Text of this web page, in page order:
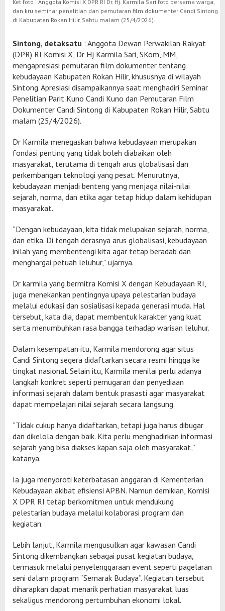
Ket foto : Anggota Komisi X DPR RI Dr. Hj. Karmila Sari foto bersama warga,
dan kru seminar penelitian dan pemutaran film dokumenter Candi Sintong
di Kabupaten Rokan Hilir, Sabtu malam (25/4/2026).
Sintong, detaksatu : Anggota Dewan Perwakilan Rakyat
(DPR) RI Komisi X, Dr Hj Karmila Sari, SKom, MM,
mengapresiasi pemutaran film dokumenter tentang
kebudayaan Kabupaten Rokan Hilir, khususnya di wilayah
Sintong. Apresiasi disampaikannya saat menghadiri Seminar
Penelitian Parit Kuno Candi Kuno dan Pemutaran Film
Dokumenter Candi Sintong di Kabupaten Rokan Hilir, Sabtu
malam (25/4/2026).
Dr Karmila menegaskan bahwa kebudayaan merupakan
fondasi penting yang tidak boleh diabaikan oleh
masyarakat, terutama di tengah arus globalisasi dan
perkembangan teknologi yang pesat. Menurutnya,
kebudayaan menjadi benteng yang menjaga nilai-nilai
sejarah, norma, dan etika agar tetap hidup dalam kehidupan
masyarakat.
“Dengan kebudayaan, kita tidak melupakan sejarah, norma,
dan etika. Di tengah derasnya arus globalisasi, kebudayaan
inilah yang membentengi kita agar tetap beradab dan
menghargai petuah leluhur,” ujarnya.
Dr karmila yang bermitra Komisi X dengan Kebudayaan RI,
juga menekankan pentingnya upaya pelestarian budaya
melalui edukasi dan sosialisasi kepada generasi muda. Hal
tersebut, kata dia, dapat membentuk karakter yang kuat
serta menumbuhkan rasa bangga terhadap warisan leluhur.
Dalam kesempatan itu, Karmila mendorong agar situs
Candi Sintong segera didaftarkan secara resmi hingga ke
tingkat nasional. Selain itu, Karmila menilai perlu adanya
langkah konkret seperti pemugaran dan penyediaan
informasi sejarah dalam bentuk prasasti agar masyarakat
dapat mempelajari nilai sejarah secara langsung.
“Tidak cukup hanya didaftarkan, tetapi juga harus dibugar
dan dikelola dengan baik. Kita perlu menghadirkan informasi
sejarah yang bisa diakses kapan saja oleh masyarakat,”
katanya.
Ia juga menyoroti keterbatasan anggaran di Kementerian
Kebudayaan akibat efisiensi APBN. Namun demikian, Komisi
X DPR RI tetap berkomitmen untuk mendukung
pelestarian budaya melalui kolaborasi program dan
kegiatan.
Lebih lanjut, Karmila mengusulkan agar kawasan Candi
Sintong dikembangkan sebagai pusat kegiatan budaya,
termasuk melalui penyelenggaraan event seperti pagelaran
seni dalam program “Semarak Budaya”. Kegiatan tersebut
diharapkan dapat menarik perhatian masyarakat luas
sekaligus mendorong pertumbuhan ekonomi lokal.